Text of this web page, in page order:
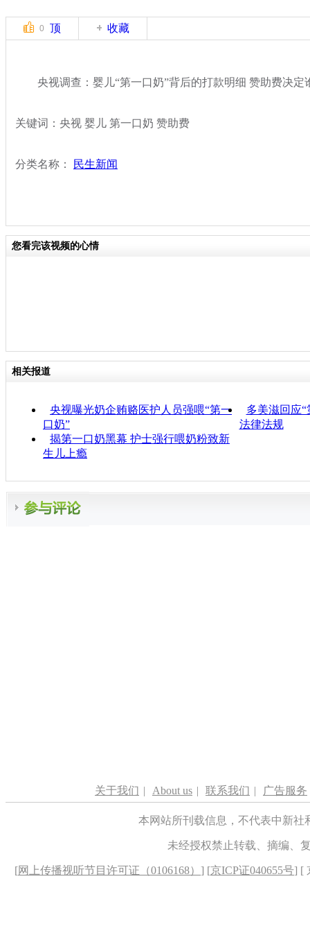
0 顶 收藏
央视调查：婴儿“第一口奶”背后的打款明细 赞助费决定
关键词：央视 婴儿 第一口奶 赞助费
分类名称： 民生新闻
您看完该视频的心情
相关报道
央视曝光奶企贿赂医护人员强喂“第一
口奶”
多美滋回应
法律法规
揭第一口奶黑幕 护士强行喂奶粉致新
生儿上瘾
关于我们 | About us | 联系我们 | 广告服务
本网站所刊载信息，不代表中新
未经授权禁止转载、摘编、
[网上传播视听节目许可证（0106168） ] [京ICP证040655号] [